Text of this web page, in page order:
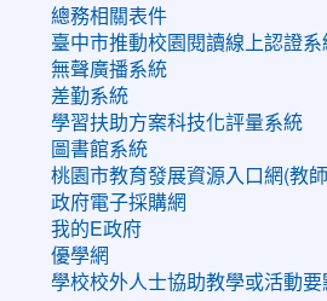
總務相關表件
臺中市推動校園閱讀線上認證系
無聲廣播系統
差勤系統
學習扶助方案科技化評量系統
圖書館系統
桃園市教育發展資源入口網(教
政府電子採購網
我的E政府
優學網
學校校外人士協助教學或活動要